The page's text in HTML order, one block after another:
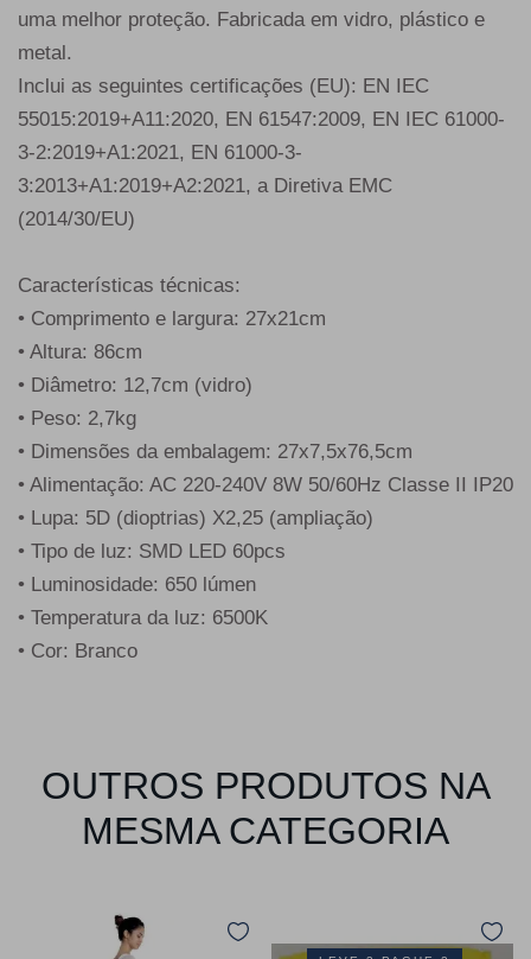
uma melhor proteção. Fabricada em vidro, plástico e
metal.
Inclui as seguintes certificações (EU): EN IEC
55015:2019+A11:2020, EN 61547:2009, EN IEC 61000-
3-2:2019+A1:2021, EN 61000-3-
3:2013+A1:2019+A2:2021, a Diretiva EMC
(2014/30/EU)
Características técnicas:
• Comprimento e largura: 27x21cm
• Altura: 86cm
• Diâmetro: 12,7cm (vidro)
• Peso: 2,7kg
• Dimensões da embalagem: 27x7,5x76,5cm
• Alimentação: AC 220-240V 8W 50/60Hz Classe II IP20
• Lupa: 5D (dioptrias) X2,25 (ampliação)
• Tipo de luz: SMD LED 60pcs
• Luminosidade: 650 lúmen
• Temperatura da luz: 6500K
• Cor: Branco
OUTROS PRODUTOS NA
MESMA CATEGORIA